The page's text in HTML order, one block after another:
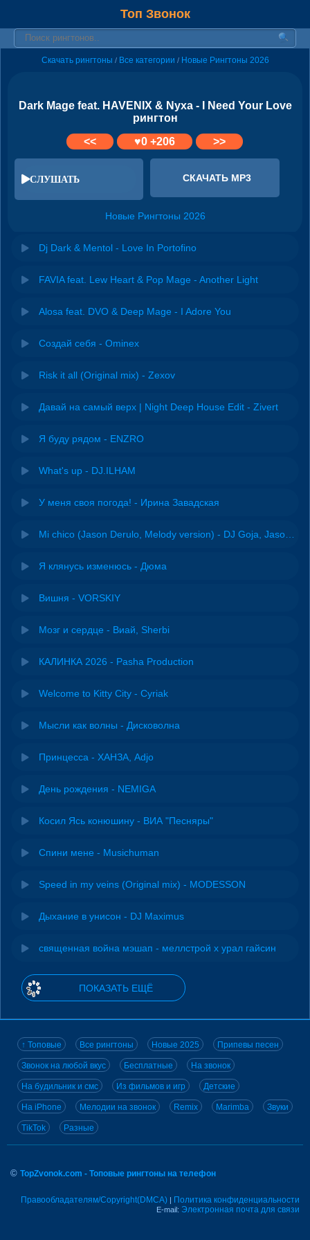
Топ Звонок
Скачать рингтоны / Все категории / Новые Рингтоны 2026
Dark Mage feat. HAVENIX & Nyxa - I Need Your Love
рингтон
<<
♥0+206 >>
СЛУШАТЬ СКАЧАТЬ MP3
Новые Рингтоны 2026
Dj Dark & Mentol - Love In Portofino
FAVIA feat. Lew Heart & Pop Mage - Another Light
Alosa feat. DVO & Deep Mage - I Adore You
Создай себя - Ominex
Risk it all (Original mix) - Zexov
Давай на самый верх | Night Deep House Edit - Zivert
Я буду рядом - ENZRO
What's up - DJ.ILHAM
У меня своя погода! - Ирина Завадская
Я клянусь изменюсь - Дюма
Вишня - VORSKIY
Мозг и сердце - Виай, Sherbi
КАЛИНКА 2026 - Pasha Production
Welcome to Kitty City - Cyriak
Мысли как волны - Дисковолна
Принцесса - ХАНЗА, Adjo
День рождения - NEMIGA
Косил Ясь конюшину - ВИА "Песняры"
Спини мене - Musichuman
Speed in my veins (Original mix) - MODESSON
Дыхание в унисон - DJ Maximus
священная война мэшап - меллстрой х урал гайсин
ПОКАЗАТЬ ЕЩЁ
↑ Топовые Все рингтоны Новые 2025 Припевы песен
Звонок на любой вкус Бесплатные На звонок
На будильник и смс Из фильмов и игр Детские
На iPhone Мелодии на звонок Remix Marimba Звуки
TikTok Разные
© TopZvonok.com - Топовые рингтоны на телефон
Правообладателям/Copyright(DMCA) | Политика конфиденциальности
E-mail: Электронная почта для связи